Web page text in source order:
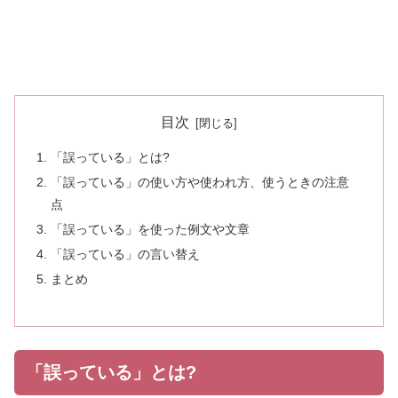
目次
「誤っている」とは?
「誤っている」の使い方や使われ方、使うときの注意
点
「誤っている」を使った例文や文章
「誤っている」の言い替え
まとめ
「誤っている」とは?